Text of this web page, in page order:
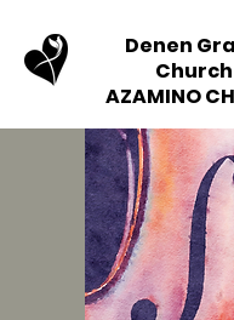
Denen
Church
AZAMINO